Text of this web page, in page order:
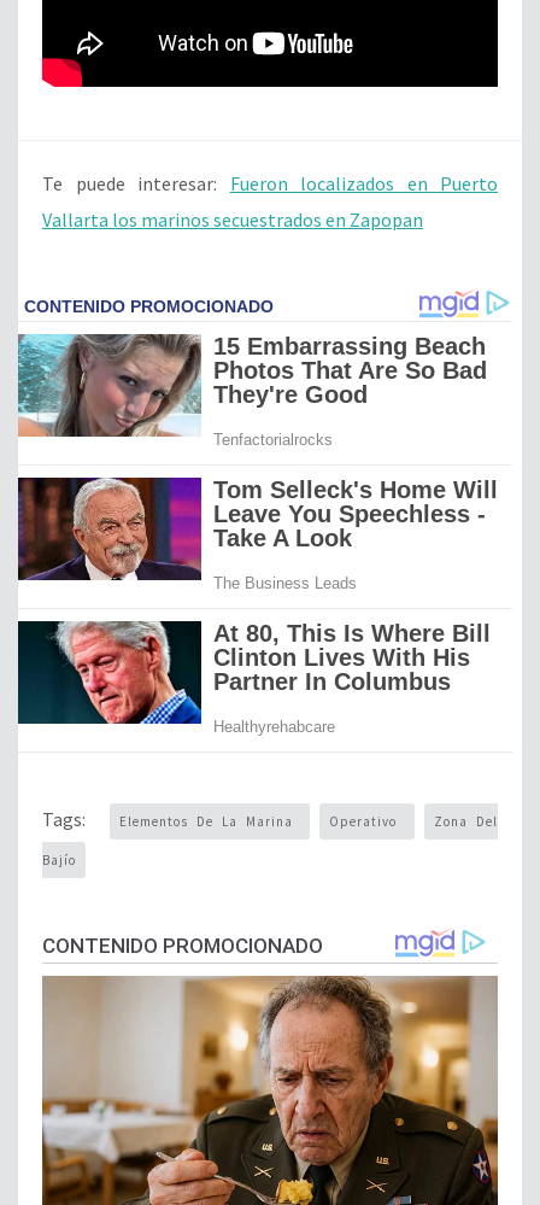
Te puede interesar: Fueron localizados en Puerto
Vallarta los marinos secuestrados en Zapopan
Tags: Elementos De La Marina Operativo Zona Del
Bajío
CONTENIDO PROMOCIONADO